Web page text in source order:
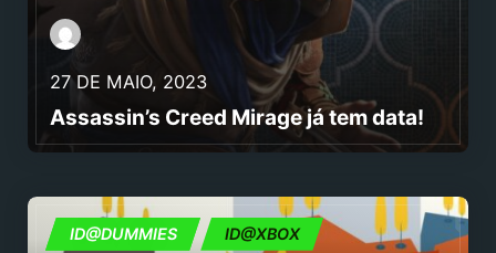
27 DE MAIO, 2023
Assassin’s Creed Mirage já tem data!
ID@DUMMIES ID@XBOX
ID@DUMMIES